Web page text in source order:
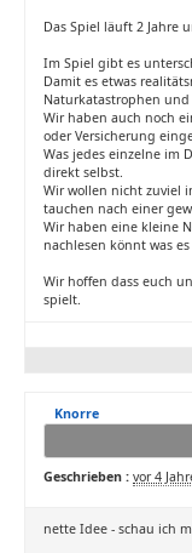
Das Spiel läuft 2 Jahre
Im Spiel gibt es
Damit es etwas
Naturkatastrophen
Wir haben auch noch
oder Versicherung
Was jedes einzelne im
direkt selbst.
Wir wollen nicht zuviel
tauchen nach einer
Wir haben eine kleine
nachlesen könnt was
Wir hoffen dass euch
spielt.
Knorre
Geschrieben : vor 4
nette Idee - schau ich